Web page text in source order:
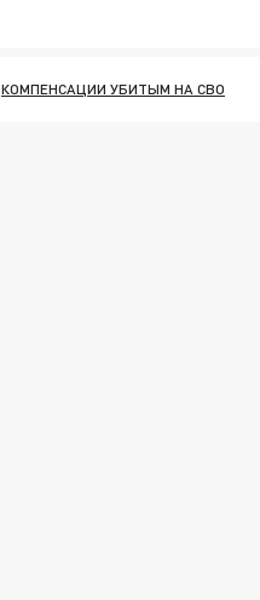
КОМПЕНСАЦИИ УБИТЫМ НА СВО